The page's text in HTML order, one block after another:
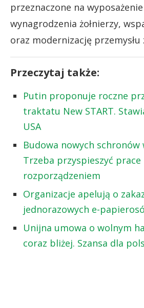
przeznaczone na
wynagrodzenia żołnierzy,
oraz modernizację
Przeczytaj także:
Putin proponuje roczne
traktatu New START.
USA
Budowa nowych schronów
Trzeba przyspieszyć prace
rozporządzeniem
Organizacje apelują o
jednorazowych e-
Unijna umowa o wolnym
coraz bliżej. Szansa dla